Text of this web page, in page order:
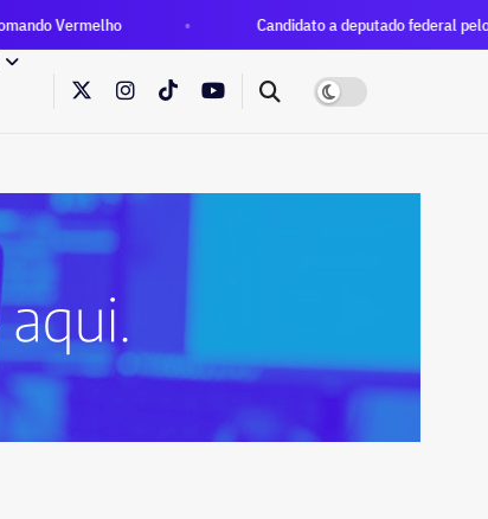
Candidato a deputado federal pelo Missão chama